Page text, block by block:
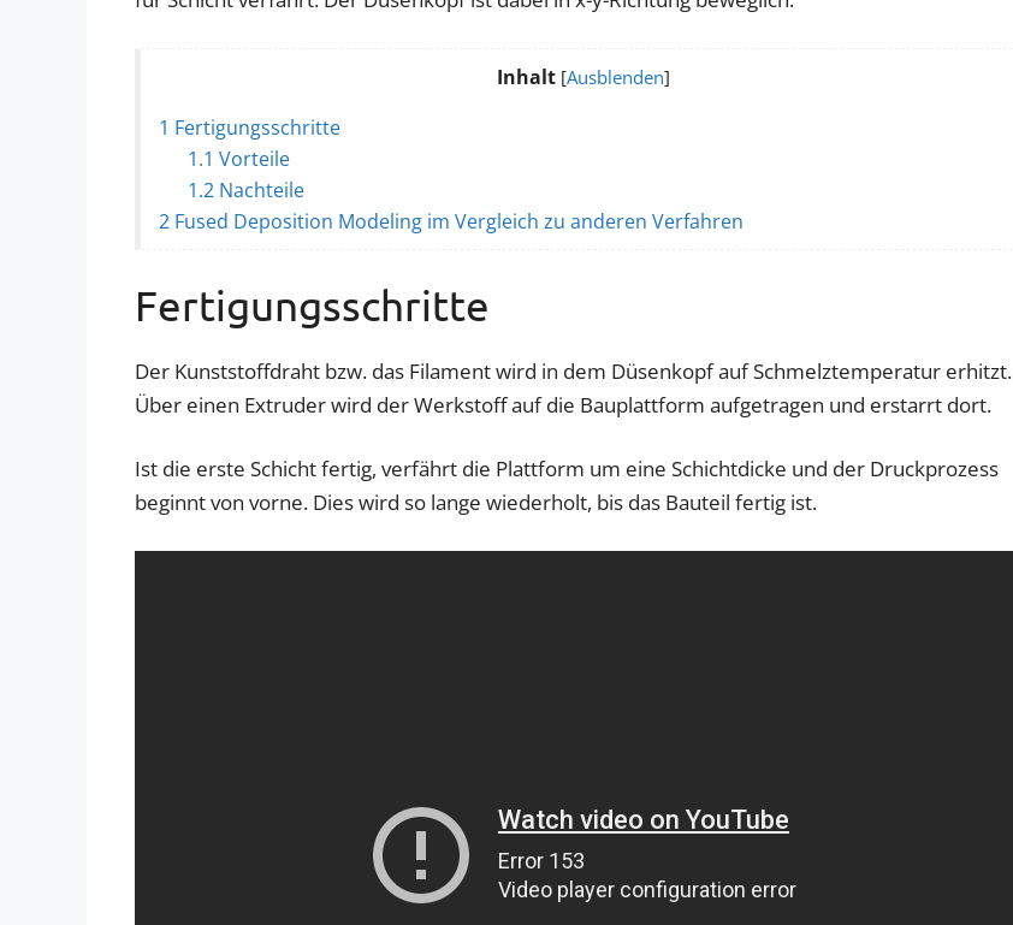
Inhalt [Ausblenden]
1 Fertigungsschritte
1.1 Vorteile
1.2 Nachteile
2 Fused Deposition Modeling im Vergleich zu anderen Verfahren
Fertigungsschritte
Der Kunststoffdraht bzw. das Filament wird in dem Düsenkopf auf Schmelztemperatur erhitzt.
Über einen Extruder wird der Werkstoff auf die Bauplattform aufgetragen und erstarrt dort.
Ist die erste Schicht fertig, verfährt die Plattform um eine Schichtdicke und der Druckprozess
beginnt von vorne. Dies wird so lange wiederholt, bis das Bauteil fertig ist.